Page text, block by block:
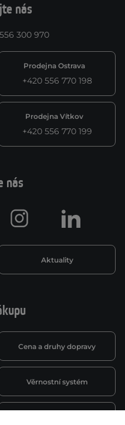
nás
300 970
Prodejna Ostrava
+420 556 770 198
Prodejna Vítkov
+420 556 770 199
Cena a druhy dopravy
Věrnostní systém
nás
Aktuality
Instagram LinkedIn